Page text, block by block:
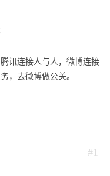
讯连接人与人，微博连接
，去微博做公关。
#1